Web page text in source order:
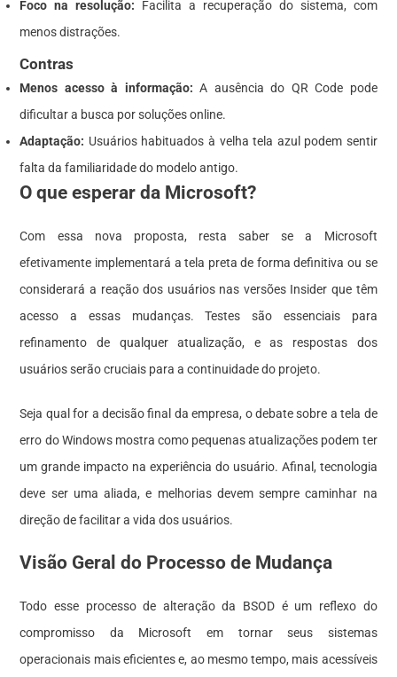
Foco na resolução: Facilita a recuperação do sistema, com
menos distrações.
Contras
Menos acesso à informação: A ausência do QR Code pode
dificultar a busca por soluções online.
Adaptação: Usuários habituados à velha tela azul podem sentir
falta da familiaridade do modelo antigo.
O que esperar da Microsoft?
Com essa nova proposta, resta saber se a Microsoft
efetivamente implementará a tela preta de forma definitiva ou se
considerará a reação dos usuários nas versões Insider que têm
acesso a essas mudanças. Testes são essenciais para
refinamento de qualquer atualização, e as respostas dos
usuários serão cruciais para a continuidade do projeto.
Seja qual for a decisão final da empresa, o debate sobre a tela de
erro do Windows mostra como pequenas atualizações podem ter
um grande impacto na experiência do usuário. Afinal, tecnologia
deve ser uma aliada, e melhorias devem sempre caminhar na
direção de facilitar a vida dos usuários.
Visão Geral do Processo de Mudança
Todo esse processo de alteração da BSOD é um reflexo do
compromisso da Microsoft em tornar seus sistemas
operacionais mais eficientes e, ao mesmo tempo, mais acessíveis